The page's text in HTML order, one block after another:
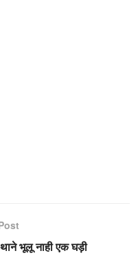
भूलू नाही एक घड़ी